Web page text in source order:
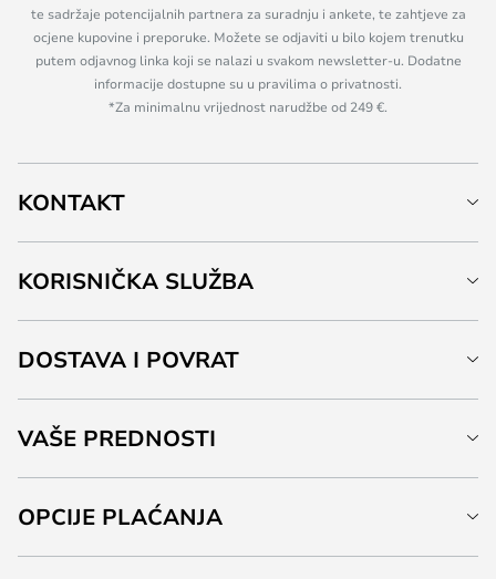
te sadržaje potencijalnih partnera za suradnju i ankete, te zahtjeve za
ocjene kupovine i preporuke. Možete se odjaviti u bilo kojem trenutku
putem odjavnog linka koji se nalazi u svakom newsletter-u. Dodatne
informacije dostupne su u pravilima o privatnosti.
*Za minimalnu vrijednost narudžbe od 249 €.
KONTAKT
KORISNIČKA SLUŽBA
DOSTAVA I POVRAT
VAŠE PREDNOSTI
OPCIJE PLAĆANJA